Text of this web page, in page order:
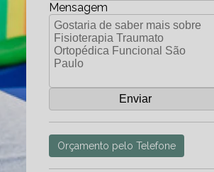
Mensagem
Orçamento pelo Telefone